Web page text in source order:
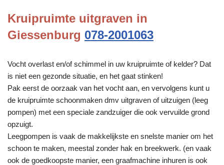
Kruipruimte uitgraven in
Giessenburg 078-2001063
Vocht overlast en/of schimmel in uw kruipruimte of kelder? Dat
is niet een gezonde situatie, en het gaat stinken!
Pak eerst de oorzaak van het vocht aan, en vervolgens kunt u
de kruipruimte schoonmaken dmv uitgraven of uitzuigen (leeg
pompen) met een speciale zandzuiger die ook vervuilde grond
opzuigt.
Leegpompen is vaak de makkelijkste en snelste manier om het
schoon te maken, meestal zonder hak en breekwerk. (en vaak
ook de goedkoopste manier, een graafmachine inhuren is ook